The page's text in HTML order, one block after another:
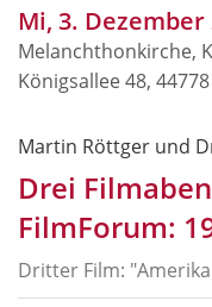
Mi, 3. Dezember
Melanchthonkirche,
Königsallee 48,
Martin Röttger und
Drei
FilmForum:
Dritter Film: